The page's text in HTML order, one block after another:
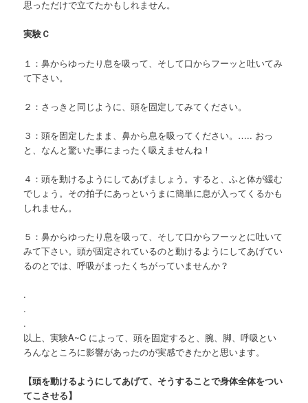
思っただけで立てたかもしれません。
実験Ｃ
１：鼻からゆったり息を吸って、そして口からフーッと吐いてみ
て下さい。
２：さっきと同じように、頭を固定してみてください。
３：頭を固定したまま、鼻から息を吸ってください。….. おっ
と、なんと驚いた事にまったく吸えませんね！
４：頭を動けるようにしてあげましょう。すると、ふと体が緩む
でしょう。その拍子にあっというまに簡単に息が入ってくるかも
しれません。
５：鼻からゆったり息を吸って、そして口からフーッとに吐いて
みて下さい。頭が固定されているのと動けるようにしてあげてい
るのとでは、呼吸がまったくちがっていませんか？
.
.
.
以上、実験A~C によって、頭を固定すると、腕、脚、呼吸とい
ろんなところに影響があったのが実感できたかと思います。
【頭を動けるようにしてあげて、そうすることで身体全体をつい
てこさせる】